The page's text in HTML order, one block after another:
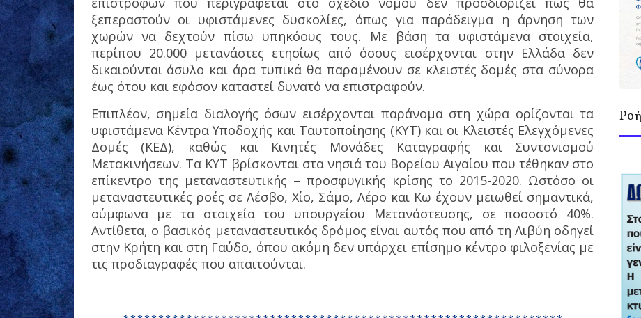
ξεπεραστούν οι υφιστάμενες δυσκολίες, όπως για παράδειγμα η άρνηση των
χωρών να δεχτούν πίσω υπηκόους τους. Με βάση τα υφιστάμενα στοιχεία,
περίπου 20.000 μετανάστες ετησίως από όσους εισέρχονται στην Ελλάδα δεν
δικαιούνται άσυλο και άρα τυπικά θα παραμένουν σε κλειστές δομές στα σύνορα
έως ότου και εφόσον καταστεί δυνατό να επιστραφούν.
Επιπλέον, σημεία διαλογής όσων εισέρχονται παράνομα στη χώρα ορίζονται τα
υφιστάμενα Κέντρα Υποδοχής και Ταυτοποίησης (ΚΥΤ) και οι Κλειστές Ελεγχόμενες
Δομές (ΚΕΔ), καθώς και Κινητές Μονάδες Καταγραφής και Συντονισμού
Μετακινήσεων. Τα ΚΥΤ βρίσκονται στα νησιά του Βορείου Αιγαίου που τέθηκαν στο
επίκεντρο της μεταναστευτικής – προσφυγικής κρίσης το 2015-2020. Ωστόσο οι
μεταναστευτικές ροές σε Λέσβο, Χίο, Σάμο, Λέρο και Κω έχουν μειωθεί σημαντικά,
σύμφωνα με τα στοιχεία του υπουργείου Μετανάστευσης, σε ποσοστό 40%.
Αντίθετα, ο βασικός μεταναστευτικός δρόμος είναι αυτός που από τη Λιβύη οδηγεί
στην Κρήτη και στη Γαύδο, όπου ακόμη δεν υπάρχει επίσημο κέντρο φιλοξενίας με
τις προδιαγραφές που απαιτούνται.